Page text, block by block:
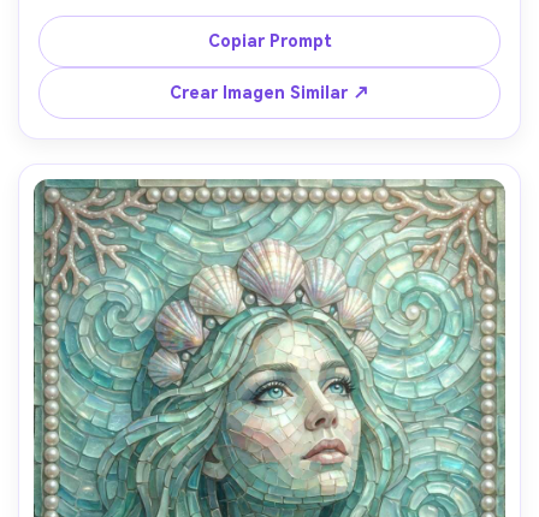
brillante, paleta caramelo y moka con toques cremosos,
fondo de arte latte en teselas circulares, borde mínimo
con mini baldosas de corazón, vibra amistosa y cotidiana,
espaciado de baldosas muy detallado y contornos
limpios, lente de 85mm, profundidad de campo reducida -
-ar 4:5
Copiar Prompt
Crear Imagen Similar ↗